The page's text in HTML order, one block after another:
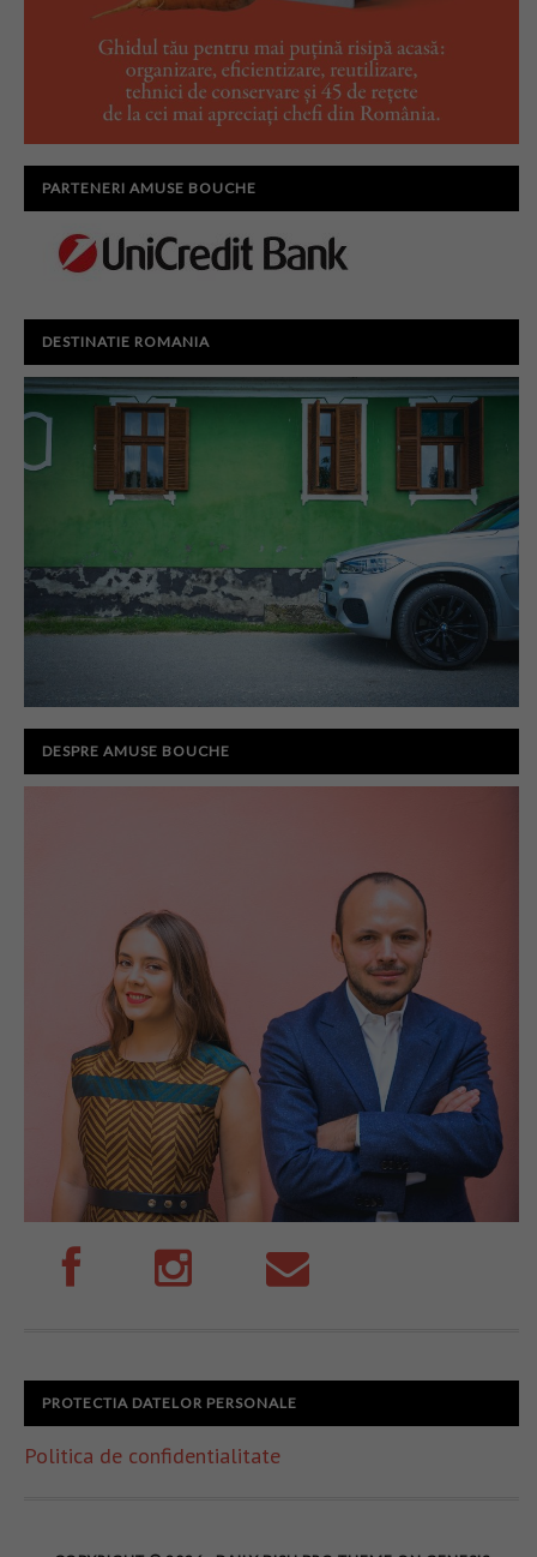
PARTENERI AMUSE BOUCHE
DESTINATIE ROMANIA
DESPRE AMUSE BOUCHE
PROTECTIA DATELOR PERSONALE
Politica de confidentialitate